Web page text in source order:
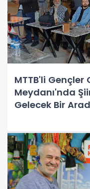
MTTB'li
Meydanı'nda
Gelecek Bir